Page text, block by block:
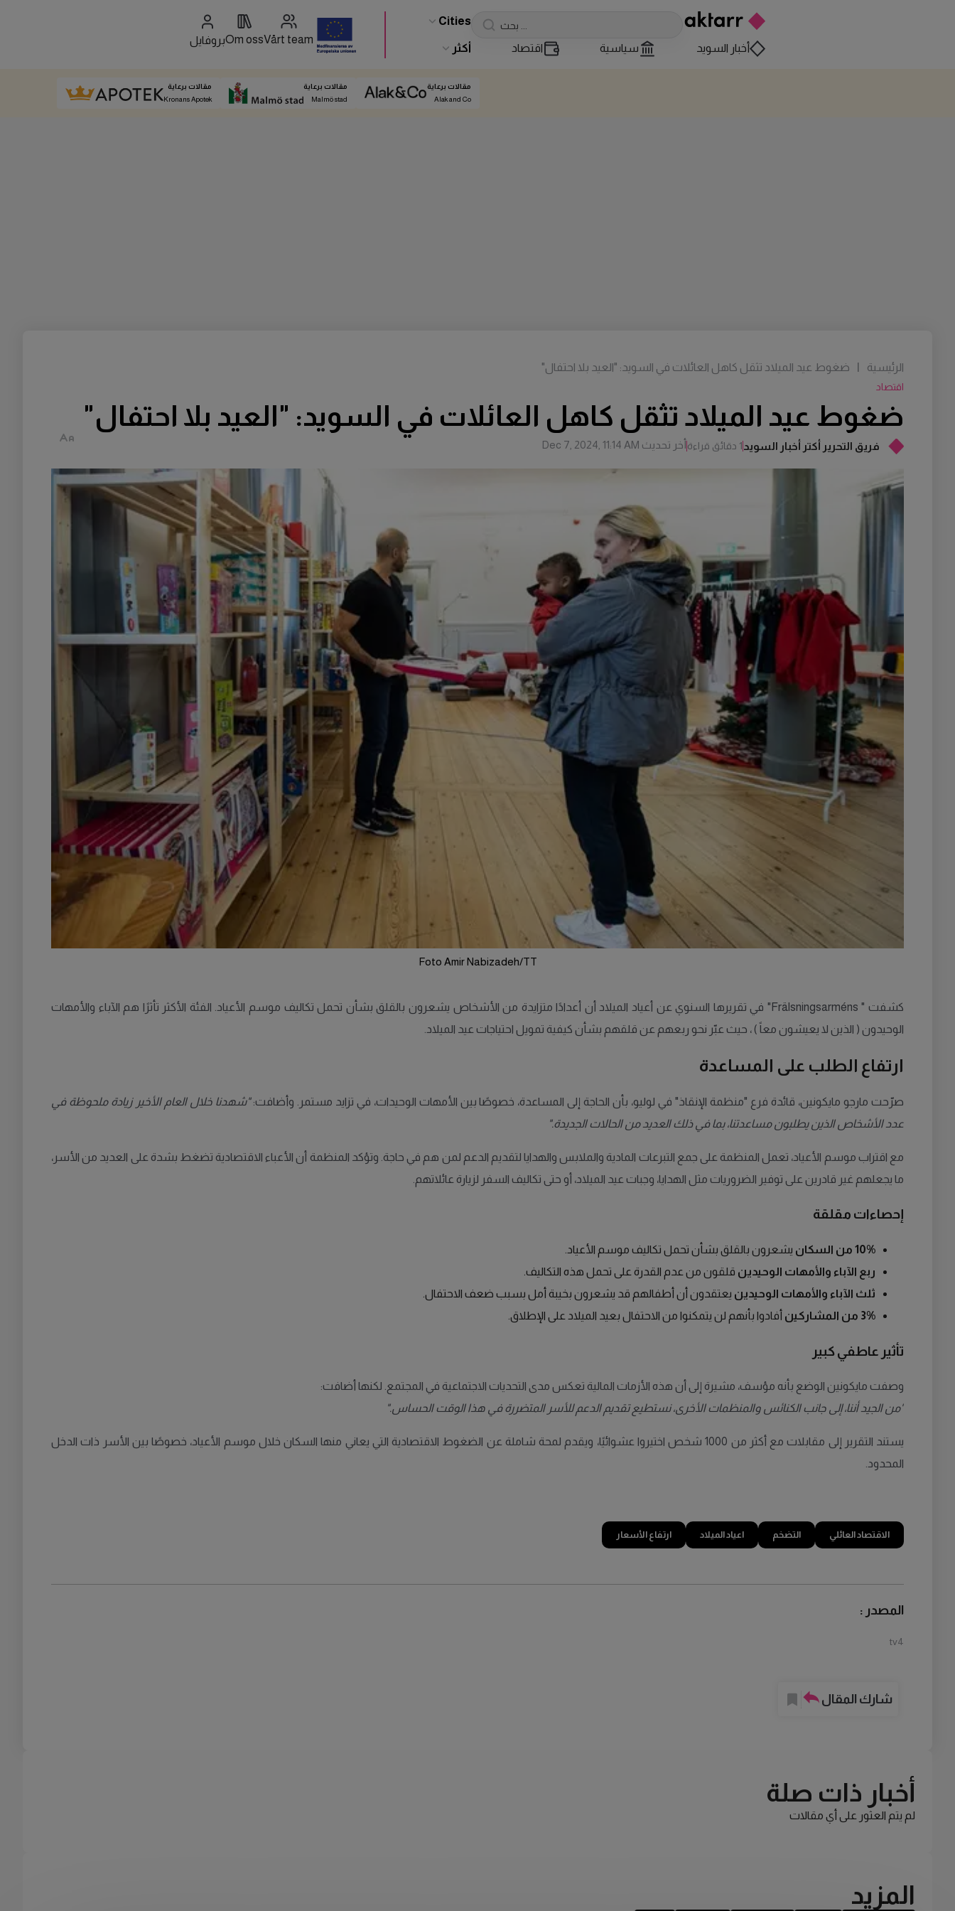
Cities
أخبار السويد سياسية اقتصاد أكثر
Vårt team
Om ossبروفايل
مقالات برعاية
Alak and Co
مقالات برعاية
Malmö stad
مقالات برعاية
Kronans Apotek
فريق التحرير أكتر أخبار السويد1 دقائق قراءة أخر تحديث Dec 7, 2024, 11:14 AM
ضغوط عيد الميلاد تثقل كاهل العائلات في السويد: "العيد بلا احتفال"
اقتصاد
الرئيسية ضغوط عيد الميلاد تثقل كاهل العائلات في السويد: "العيد بلا احتفال"
Foto Amir Nabizadeh/TT
كشفت " Frälsningsarméns" في تقريرها السنوي عن أعياد الميلاد أن أعدادًا متزايدة من الأشخاص يشعرون بالقلق بشأن تحمل تكاليف موسم الأعياد. الفئة الأكثر تأثرًا هم الآباء والأمهات
الوحيدون ( الذين لا يعيشون معاً ) ، حيث عبّر نحو ربعهم عن قلقهم بشأن كيفية تمويل احتياجات عيد الميلاد.
ارتفاع الطلب على المساعدة
صرّحت مارجو مايكونين، قائدة فرع "منظمة الإنقاذ" في لوليو، بأن الحاجة إلى المساعدة، خصوصًا بين الأمهات الوحيدات، في تزايد مستمر. وأضافت:"شهدنا خلال العام الأخير زيادة ملحوظة في
عدد الأشخاص الذين يطلبون مساعدتنا، بما في ذلك العديد من الحالات الجديدة."
مع اقتراب موسم الأعياد، تعمل المنظمة على جمع التبرعات المادية والملابس والهدايا لتقديم الدعم لمن هم في حاجة. وتؤكد المنظمة أن الأعباء الاقتصادية تضغط بشدة على العديد من الأسر،
ما يجعلهم غير قادرين على توفير الضروريات مثل الهدايا، وجبات عيد الميلاد، أو حتى تكاليف السفر لزيارة عائلاتهم.
إحصاءات مقلقة
10% من السكان
يشعرون بالقلق بشأن تحمل تكاليف موسم الأعياد.
ربع الآباء والأمهات الوحيدين قلقون من عدم القدرة على تحمل هذه التكاليف.
ثلث الآباء والأمهات الوحيدين يعتقدون أن أطفالهم قد يشعرون بخيبة أمل بسبب ضعف الاحتفال.
3% من المشاركين
أفادوا بأنهم لن يتمكنوا من الاحتفال بعيد الميلاد على الإطلاق.
تأثير عاطفي كبير
وصفت مايكونين الوضع بأنه مؤسف، مشيرة إلى أن هذه الأزمات المالية تعكس مدى التحديات الاجتماعية في المجتمع. لكنها أضافت:
"من الجيد أننا، إلى جانب الكنائس والمنظمات الأخرى، نستطيع تقديم الدعم للأسر المتضررة في هذا الوقت الحساس."
يستند التقرير إلى مقابلات مع أكثر من 1000 شخص اختيروا عشوائيًا، ويقدم لمحة شاملة عن الضغوط الاقتصادية التي يعاني منها السكان خلال موسم الأعياد، خصوصًا بين الأسر ذات الدخل
المحدود.
الاقتصاد العائلي التضخم اعياد الميلاد ارتفاع الأسعار
المصدر :
tv4
شارك المقال
أخبار ذات صلة
لم يتم العثور على أي مقالات
المزيد